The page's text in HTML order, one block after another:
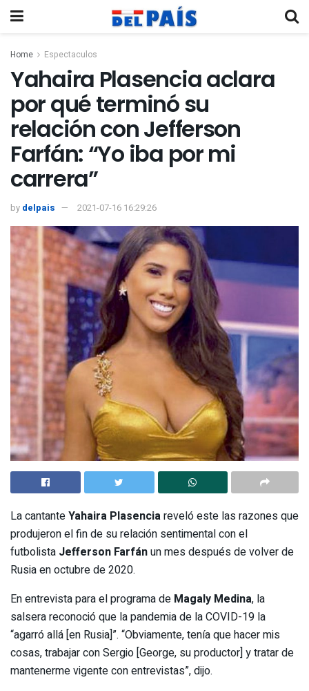
Home Espectaculos
Yahaira Plasencia aclara
por qué terminó su
relación con Jefferson
Farfán: “Yo iba por mi
carrera”
by delpais 2021-07-16 16:29:26
La cantanteYahaira Plasenciareveló este las razones que
produjeron el fin de su relación sentimental con el
futbolista Jefferson Farfánun mes después de volver de
Rusia en octubre de 2020.
En entrevista para el programa de Magaly Medina, la
salsera reconoció que la pandemia de la COVID-19 la
“agarró allá [en Rusia]”. “Obviamente, tenía que hacer mis
cosas, trabajar con Sergio [George, su productor] y tratar de
mantenerme vigente con entrevistas”, dijo.